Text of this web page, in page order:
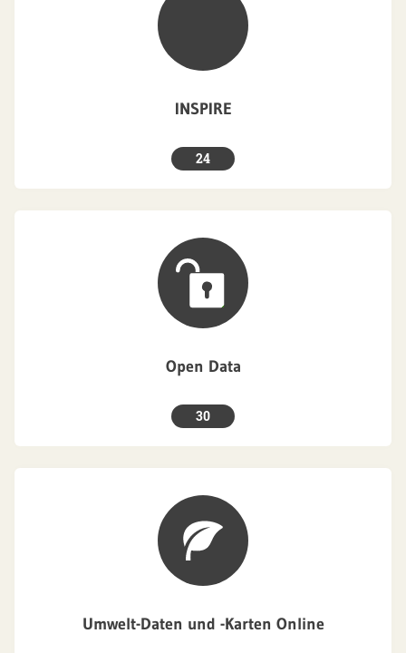
INSPIRE
24
Open Data
30
Umwelt-Daten und -Karten Online